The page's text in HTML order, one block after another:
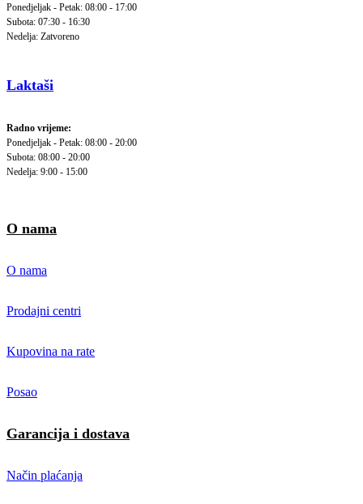
Ponedjeljak - Petak: 08:00 - 17:00
Subota: 07:30 - 16:30
Nedelja: Zatvoreno
Laktaši
Radno vrijeme:
Ponedjeljak - Petak: 08:00 - 20:00
Subota: 08:00 - 20:00
Nedelja: 9:00 - 15:00
O nama
O nama
Prodajni centri
Kupovina na rate
Posao
Garancija i dostava
Način plaćanja